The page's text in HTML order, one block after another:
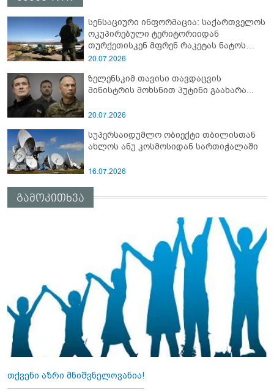
სენსაციური ინფორმაცია: საქართველოს
ოკუპირებული ტერიტორიიდან
თურქეთისკენ მფრენ რაკეტას ნატოს
სამიტი კინაღამ ჩაუშლია
20.07.2026
ზელენსკიმ თავისი თავდაცვის
მინისტრის მოხსნით პუტინი გაახარა...
20.07.2026
სუპერსაიდუმლო ობიექტი თბილისთან
ახლოს ანუ კოსმოსიდან სართიჭალაში
16.07.2026
გამოკითხვა
თქვენი აზრი მნიშვნელოვანია!